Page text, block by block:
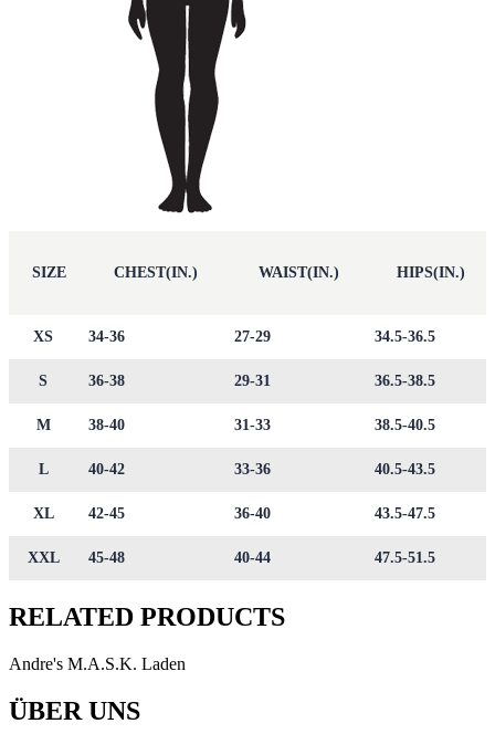
SIZE CHEST(IN.) WAIST(IN.) HIPS(IN.)
XS 34-36 27-29 34.5-36.5
S 36-38 29-31 36.5-38.5
M 38-40 31-33 38.5-40.5
L 40-42 33-36 40.5-43.5
XL 42-45 36-40 43.5-47.5
XXL 45-48 40-44 47.5-51.5
RELATED PRODUCTS
Andre's M.A.S.K. Laden
ÜBER UNS